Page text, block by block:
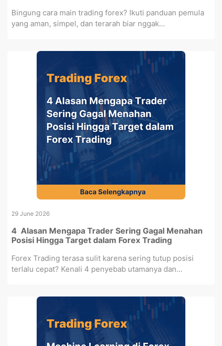
Bingung cara main trading forex? Ikuti panduan pemula
yang aman, simpel, dan terarah biar nggak...
29 June 2026
4 Alasan Mengapa Trader Sering Gagal Menahan
Posisi Hingga Target dalam Forex Trading
Forex Trading terasa sulit karena sering tutup posisi
terlalu cepat? Kenali 4 penyebab utamanya dan...